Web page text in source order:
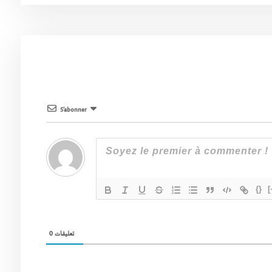
S’abonner
{}
0تعليقات